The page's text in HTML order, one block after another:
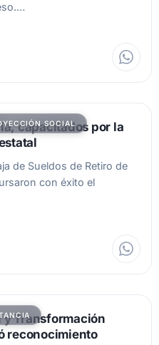
SOCIAL
capacitados por la
de Sueldos de Retiro de
con éxito el
y Transformación
reconocimiento